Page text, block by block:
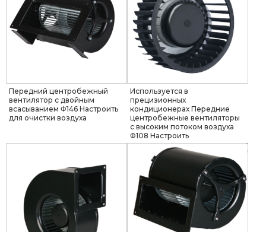
Передний центробежный
вентилятор с двойным
всасыванием Φ146 Настроить
для очистки воздуха
Используется в
прецизионных
кондиционерах Передние
центробежные вентиляторы
с высоким потоком воздуха
Φ108 Настроить